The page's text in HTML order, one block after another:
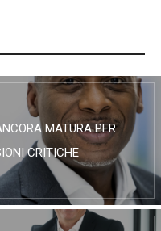
MATURA PER
CRITICHE